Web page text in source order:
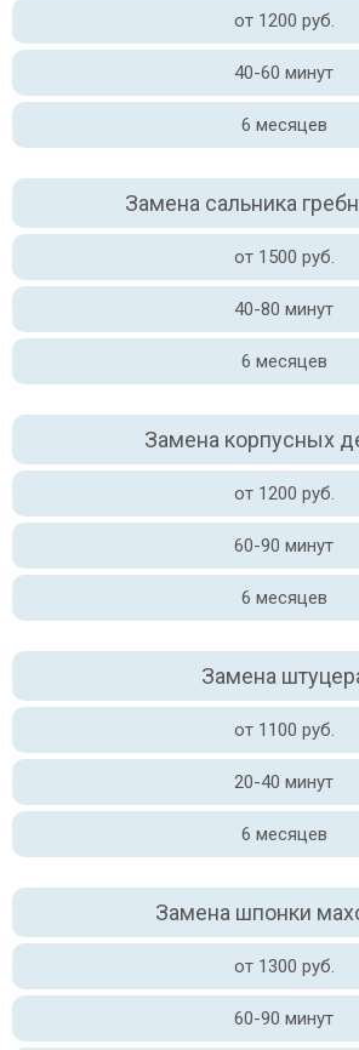
от 1200 руб.
40-60 минут
6 месяцев
Замена сальника
от 1500 руб.
40-80 минут
6 месяцев
Замена корпусных
от 1200 руб.
60-90 минут
6 месяцев
Замена
от 1100 руб.
20-40 минут
6 месяцев
Замена шпонки
от 1300 руб.
60-90 минут